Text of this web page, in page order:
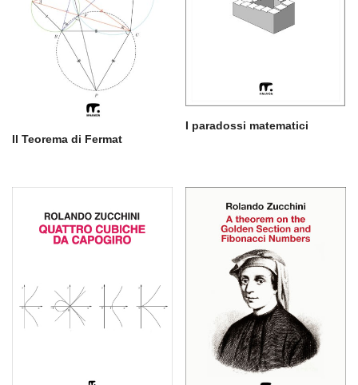
Il Teorema di Fermat
I paradossi matematici